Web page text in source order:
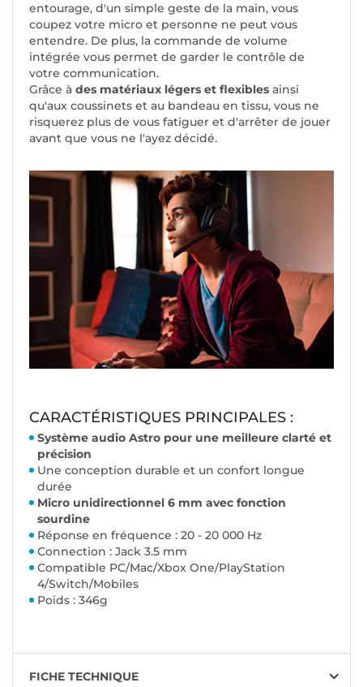
entourage, d'un simple geste de la main, vous
coupez votre micro et personne ne peut vous
entendre. De plus, la commande de volume
intégrée vous permet de garder le contrôle de
votre communication.
Grâce à des matériaux légers et flexibles ainsi
qu'aux coussinets et au bandeau en tissu, vous ne
risquerez plus de vous fatiguer et d'arrêter de jouer
avant que vous ne l'ayez décidé.
CARACTÉRISTIQUES PRINCIPALES :
Système audio Astro pour une meilleure clarté et
précision
Une conception durable et un confort longue
durée
Micro unidirectionnel 6 mm avec fonction
sourdine
Réponse en fréquence : 20 - 20 000 Hz
Connection : Jack 3.5 mm
Compatible PC/Mac/Xbox One/PlayStation
4/Switch/Mobiles
Poids : 346g
FICHE TECHNIQUE